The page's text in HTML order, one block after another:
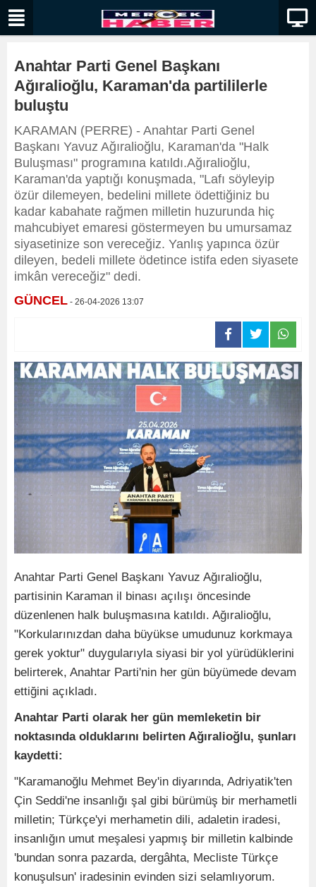
Anahtar Parti Genel Başkanı
Ağıralioğlu, Karaman'da partililerle
buluştu
KARAMAN (PERRE) - Anahtar Parti Genel
Başkanı Yavuz Ağıralioğlu, Karaman'da "Halk
Buluşması" programına katıldı.Ağıralioğlu,
Karaman'da yaptığı konuşmada, "Lafı söyleyip
özür dilemeyen, bedelini millete ödettiğiniz bu
kadar kabahate rağmen milletin huzurunda hiç
mahcubiyet emaresi göstermeyen bu umursamaz
siyasetinize son vereceğiz. Yanlış yapınca özür
dileyen, bedeli millete ödetince istifa eden siyasete
imkân vereceğiz" dedi.
GÜNCEL - 26-04-2026 13:07
Anahtar Parti Genel Başkanı Yavuz Ağıralioğlu,
partisinin Karaman il binası açılışı öncesinde
düzenlenen halk buluşmasına katıldı. Ağıralioğlu,
"Korkularınızdan daha büyükse umudunuz korkmaya
gerek yoktur" duygularıyla siyasi bir yol yürüdüklerini
belirterek, Anahtar Parti'nin her gün büyümede devam
ettiğini açıkladı.
Anahtar Parti olarak her gün memleketin bir
noktasında olduklarını belirten Ağıralioğlu, şunları
kaydetti:
"Karamanoğlu Mehmet Bey'in diyarında, Adriyatik'ten
Çin Seddi'ne insanlığı şal gibi bürümüş bir merhametli
milletin; Türkçe'yi merhametin dili, adaletin iradesi,
insanlığın umut meşalesi yapmış bir milletin kalbinde
'bundan sonra pazarda, dergâhta, Mecliste Türkçe
konuşulsun' iradesinin evinden sizi selamlıyorum.